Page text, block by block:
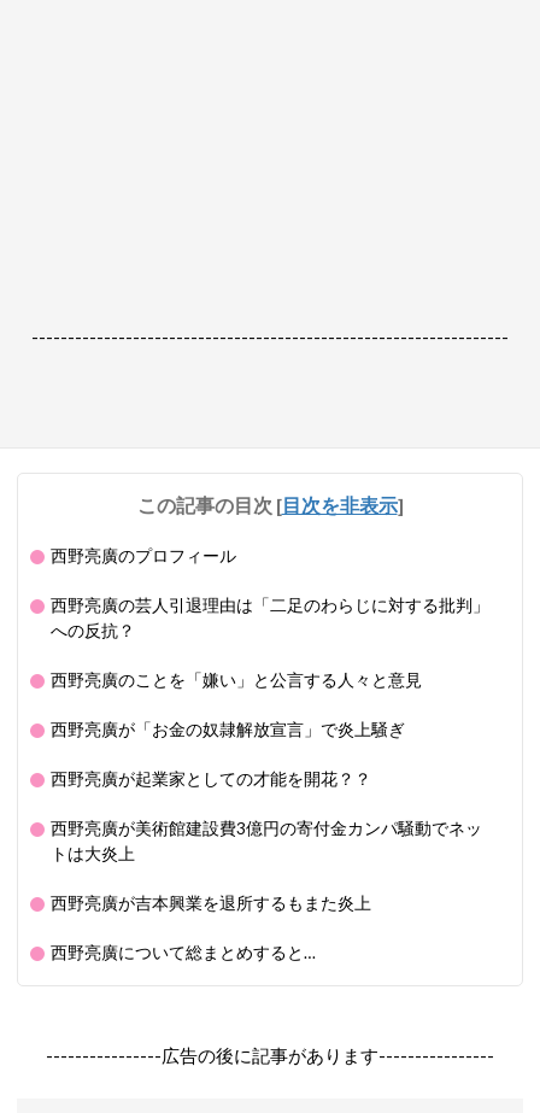
------------------------------------------------------------------
この記事の目次 [目次を非表示]
西野亮廣のプロフィール
西野亮廣の芸人引退理由は「二足のわらじに対する批判」
への反抗？
西野亮廣のことを「嫌い」と公言する人々と意見
西野亮廣が「お金の奴隷解放宣言」で炎上騒ぎ
西野亮廣が起業家としての才能を開花？？
西野亮廣が美術館建設費3億円の寄付金カンパ騒動でネッ
トは大炎上
西野亮廣が吉本興業を退所するもまた炎上
西野亮廣について総まとめすると…
----------------広告の後に記事があります----------------